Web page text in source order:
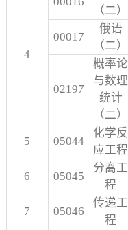
4
（二）
00017
俄语
（二）
02197
概率论
与数理
统计
（二）
5 05044
化学反
应工程
6 05045
分离工
程
7 05046
传递工
程